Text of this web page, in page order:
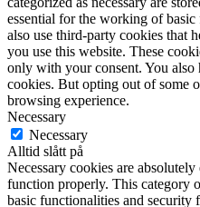
essential for the working of
also use third-party cookies that
you use this website. These
only with your consent. You also
cookies. But opting out of some
browsing experience.
Necessary
Necessary
Alltid slått på
Necessary cookies are
function properly. This category
basic functionalities and security